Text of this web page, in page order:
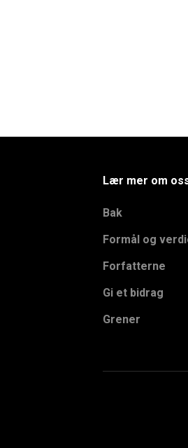
Lær mer om
Bak
Formål og
Forfatterne
Gi et bidrag
Grener